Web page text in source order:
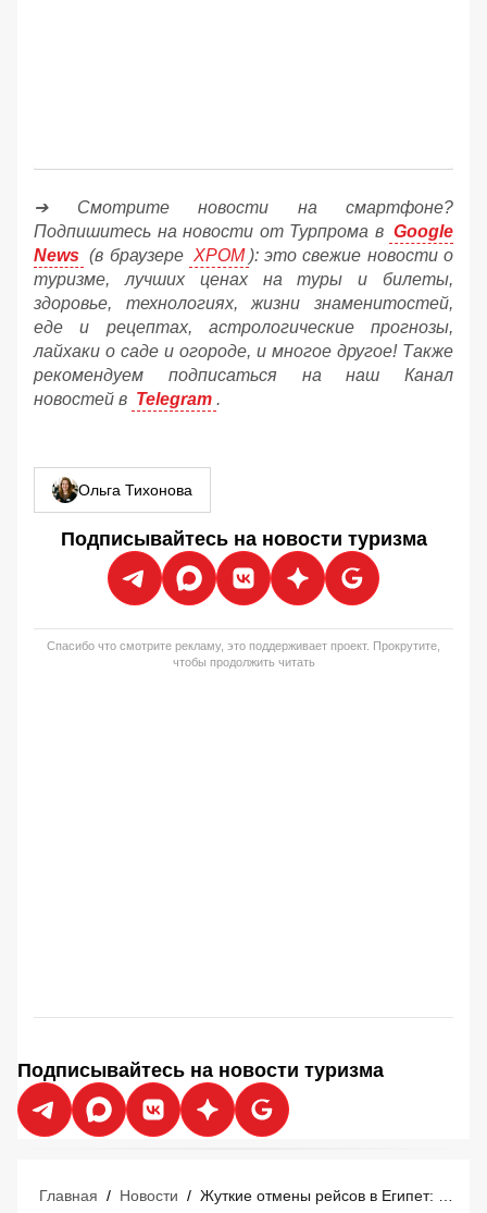
➔ Смотрите новости на смартфоне?
Подпишитесь на новости от Турпрома в Google
News (в браузере ХРОМ ): это свежие новости о
туризме, лучших ценах на туры и билеты,
здоровье, технологиях, жизни знаменитостей,
еде и рецептах, астрологические прогнозы,
лайхаки о саде и огороде, и многое другое! Также
рекомендуем подписаться на наш Канал
новостей в Telegram .
Ольга Тихонова
Подписывайтесь на новости туризма
Спасибо что смотрите рекламу, это поддерживает проект. Прокрутите,
чтобы продолжить читать
Подписывайтесь на новости туризма
Главная / Новости /